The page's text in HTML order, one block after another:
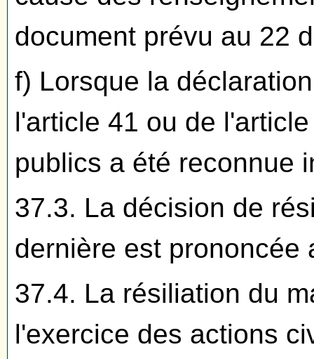
document prévu au 22
f) Lorsque la
l'article 41 ou de
publics a été reconnue
37.3. La décision de
dernière est prononcée
37.4. La résiliation du
l'exercice des actions